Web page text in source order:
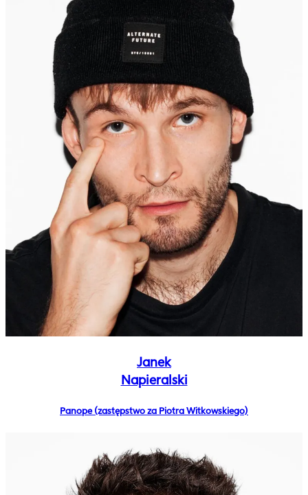
Janek
Napieralski
Panope (zastępstwo za Piotra Witkowskiego)